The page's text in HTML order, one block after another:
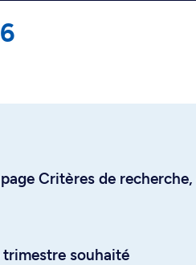
Critères de
trimestre souhaité